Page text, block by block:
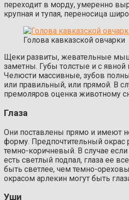
переходит в морду, умеренно
крупная и тупая, переносица
Голова кавказской овчарки
Щеки развиты, жевательные
заметны. Губы толстые и с явной
Челюсти массивные, зубов
или правильный, или прямой. В
премоляров оценка животному
Глаза
Они поставлены прямо и имеют
форму. Предпочтительный окрас
темно-коричневый. В случае
есть светлый подпал, глаза ее
быть светлее, чем темно-
окрасом арлекин могут быть
Уши